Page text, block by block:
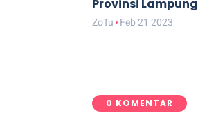
Provinsi Lampung
ZoTu Feb 21 2023
0 KOMENTAR